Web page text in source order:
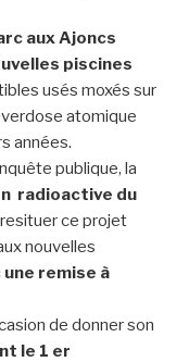
aux Ajoncs
piscines
usés moxés sur
atomique
années.
publique, la
radioactive du
resituer ce projet
nouvelles
remise à
de donner son
le 1 er